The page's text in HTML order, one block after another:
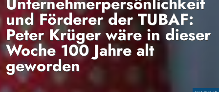
und Förderer der TUBAF:
Peter Krüger wäre in dieser
Woche 100 Jahre alt
geworden